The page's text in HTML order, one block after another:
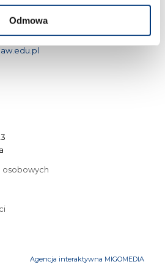
Odmowa
Wrocławiu
osobowych
Agencja interaktywna MIGOMEDIA